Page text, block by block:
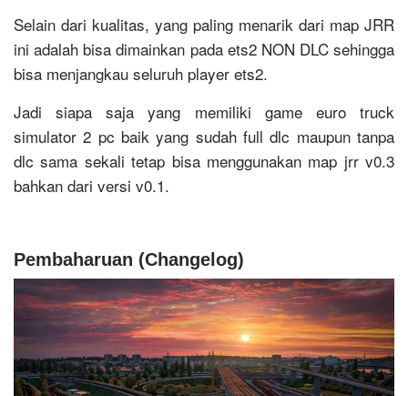
Selain dari kualitas, yang paling menarik dari map JRR
ini adalah bisa dimainkan pada ets2 NON DLC sehingga
bisa menjangkau seluruh player ets2.
Jadi siapa saja yang memiliki game euro truck
simulator 2 pc baik yang sudah full dlc maupun tanpa
dlc sama sekali tetap bisa menggunakan map jrr v0.3
bahkan dari versi v0.1.
Pembaharuan (Changelog)